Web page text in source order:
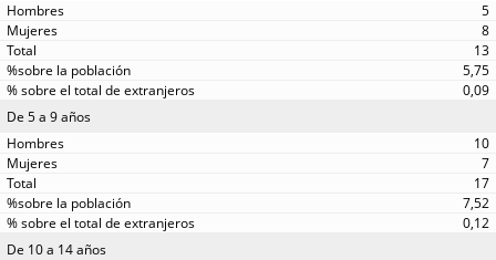
5
8
13
5,75
0,09
De 5 a 9 años
10
7
17
7,52
0,12
De 10 a 14 años